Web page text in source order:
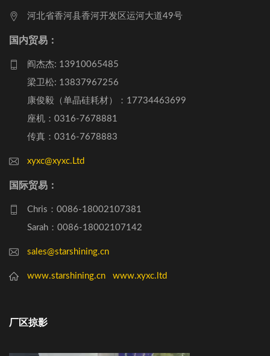
河北省香河县香河开发区运河大道49号
国内贸易：
阎杰杰: 13910065485
梁卫松: 13837967256
康俊毅（单晶硅耗材）：17734463699
座机：0316-7678881
传真：0316-7678883
xyxc@xyxc.Ltd
国际贸易：
Chris：0086-18002107381
Sarah：0086-18002107142
sales@starshining.cn
www.starshining.cn www.xyxc.ltd
厂区掠影